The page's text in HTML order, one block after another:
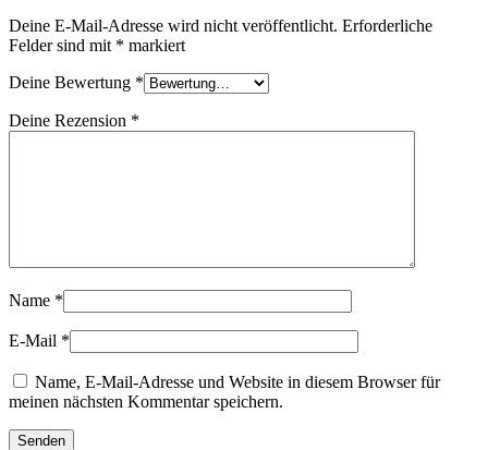
Deine E-Mail-Adresse wird nicht veröffentlicht. Erforderliche
Felder sind mit * markiert
Deine Bewertung *
Deine Rezension *
Name *
E-Mail *
Name, E-Mail-Adresse und Website in diesem Browser für
meinen nächsten Kommentar speichern.